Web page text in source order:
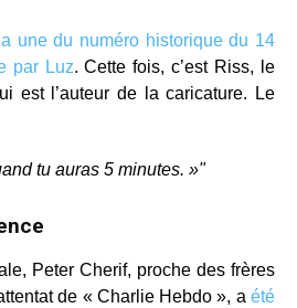
la une du numéro historique du 14
par Luz. Cette fois, c’est Riss, le
est l’auteur de la caricature. Le
tu auras 5 minutes. »
Peter Cherif, proche des frères
de « Charlie Hebdo », a été